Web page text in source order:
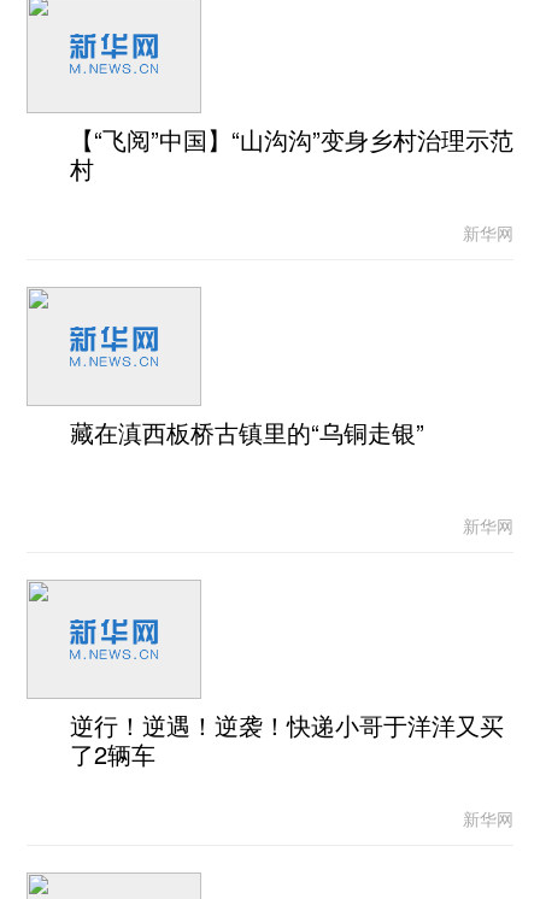
【“飞阅”中国】“山沟沟”变身乡村治理示范
村
新华网
藏在滇西板桥古镇里的“乌铜走银”
新华网
逆行！逆遇！逆袭！快递小哥于洋洋又买
了2辆车
新华网